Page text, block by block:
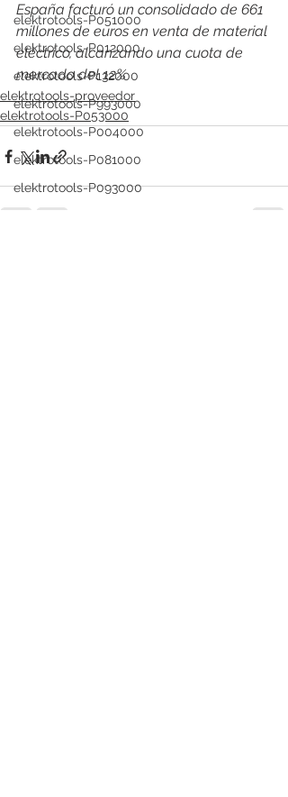
elektrotools-P051000
elektrotools-P012000
elektrotools-P132000
elektrotools-P993000
elektrotools-P004000
elektrotools-P081000
elektrotools-P093000
España facturó un consolidado de 661
millones de euros en venta de material
eléctrico, alcanzando una cuota de
mercado del 12%
elektrotools-proveedor
elektrotools-P053000